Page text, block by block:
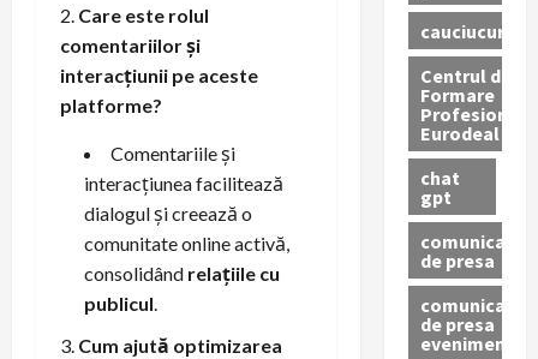
Care este rolul
comentariilor și
interacțiunii pe aceste
platforme?
Comentariile și
interacțiunea facilitează
dialogul și creează o
comunitate online activă,
consolidând relațiile cu
publicul.
Cum ajută optimizarea
cauciucuri
Centrul de
Formare
Profesionala
Eurodeal
chat
gpt
comunicat
de presa
comunicat
de presa
eveniment